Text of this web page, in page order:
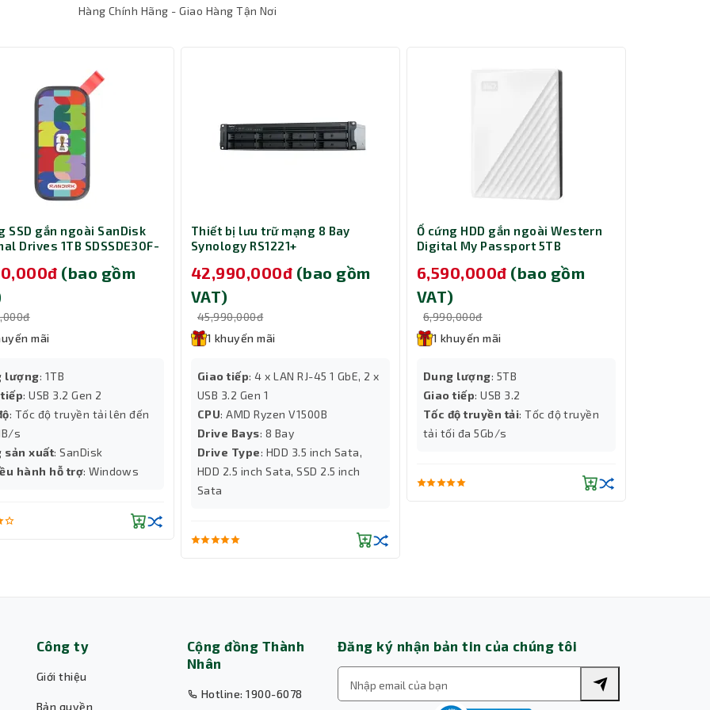
nhiều thiết bị và dịch vụ đám mây như Dropbox, Google
năng sao lưu dữ liệu tự động để đảm bảo an toàn cho dữ liệu
mật mạnh mẽ và quản lý quyền truy cập để bạn có thể kiểm
thao tác trên dữ liệu lưu trữ.
Hàng Chính Hãng - Giao Hàng Tận Nơi
SSD gắn ngoài SanDisk
Drives 1TB SDSSDE30F-
(bao gồm
mãi
lượng: 1TB
tiếp: USB 3.2 Gen 2
: Tốc độ truyền tải lên đến
s
sản xuất: SanDisk
hành hỗ trợ: Windows
Thiết bị lưu trữ mạng 8 Bay
Synology RS1221+
42,990,000đ (bao gồm
VAT)
45,990,000đ
1 khuyến mãi
Giao tiếp: 4 x LAN RJ-45 1 GbE, 2 x
USB 3.2 Gen 1
CPU: AMD Ryzen V1500B
Drive Bays: 8 Bay
Drive Type: HDD 3.5 inch Sata,
HDD 2.5 inch Sata, SSD 2.5 inch
Sata
Ổ cứng HDD gắn ngoài Western
Digital My Passport 5TB
6,590,000đ (bao gồm
VAT)
6,990,000đ
1 khuyến mãi
Dung lượng: 5TB
Giao tiếp: USB 3.2
Tốc độ truyền tải: Tốc độ truyền
tải tối đa 5Gb/s
Công ty
Giới thiệu
Bản quyền
Cộng đồng Thành
Nhân
Hotline: 1900-6078
Đăng ký nhận bản tin của chúng tôi
Trợ lý AI • Phản hồi tức thì